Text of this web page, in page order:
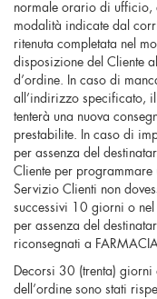
normale orario di ufficio,
modalità indicate dal
ritenuta completata nel
disposizione del Cliente
d’ordine. In caso di
all’indirizzo specificato,
tenterà una nuova
prestabilite. In caso di
per assenza del
Cliente per programmare
Servizio Clienti non
successivi 10 giorni o
per assenza del
riconsegnati a FARMACIA
Decorsi 30 (trenta) giorni
dell’ordine sono stati